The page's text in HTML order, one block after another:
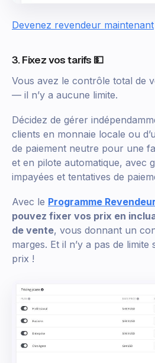
Devenez revendeur maintenant
3. Fixez vos tarifs 💵
Vous avez le contrôle total de
— il n’y a aucune limite.
Décidez de gérer
clients en monnaie locale ou
de paiement neutre pour une
et en pilote automatique, avec
impayées et tentatives de
Avec le Programme
pouvez fixer vos prix en
de vente, vous donnant un
marges. Et il n’y a pas de
prix !